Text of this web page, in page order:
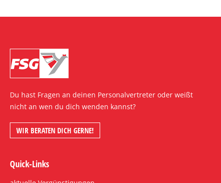
Du hast Fragen an deinen Personalvertreter oder weißt
nicht an wen du dich wenden kannst?
WIR BERATEN DICH GERNE!
Quick-Links